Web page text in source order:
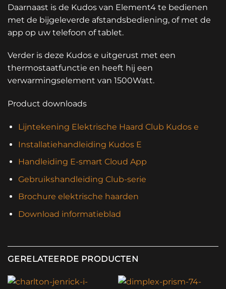
Daarnaast is de Kudos van Element4 te bedienen
met de bijgeleverde afstandsbediening, of met de
app op uw telefoon of tablet.
Verder is deze Kudos e uitgerust met een
thermostaatfunctie en heeft hij een
verwarmingselement van 1500Watt.
Product downloads
Lijntekening Elektrische Haard Club Kudos e
Installatiehandleiding Kudos E
Handleiding E-smart Cloud App
Gebruikshandleiding Club-serie
Brochure elektrische haarden
Download informatieblad
GERELATEERDE PRODUCTEN